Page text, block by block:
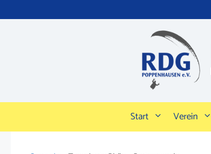
Inhalt
Start Verein